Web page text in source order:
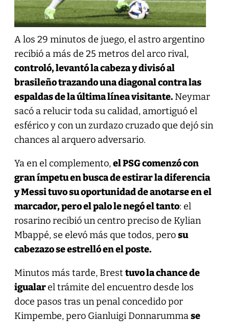
A los 29 minutos de juego, el astro argentino
recibió a más de 25 metros del arco rival,
controló, levantó la cabeza y divisó al
brasileño trazando una diagonal contra las
espaldas de la última línea visitante.Neymar
sacó a relucir toda su calidad, amortiguó el
esférico y con un zurdazo cruzado que dejó sin
chances al arquero adversario.
Ya en el complemento,el PSG comenzó con
gran ímpetu en busca de estirar la diferencia
y Messi tuvo su oportunidad de anotarse en el
marcador, pero el palo le negó el tanto: el
rosarino recibió un centro preciso de Kylian
Mbappé, se elevó más que todos, perosu
cabezazo se estrelló en el poste.
Minutos más tarde, Brest tuvo la chance de
igualarel trámite del encuentro desde los
doce pasos tras un penal concedido por
Kimpembe, pero Gianluigi Donnarummase